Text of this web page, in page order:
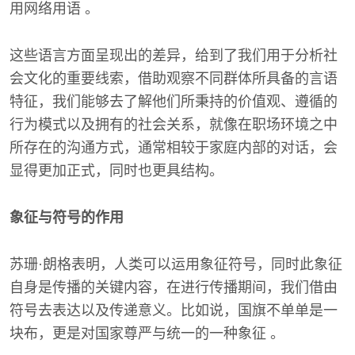
用网络用语 。
这些语言方面呈现出的差异，给到了我们用于分析社
会文化的重要线索，借助观察不同群体所具备的言语
特征，我们能够去了解他们所秉持的价值观、遵循的
行为模式以及拥有的社会关系，就像在职场环境之中
所存在的沟通方式，通常相较于家庭内部的对话，会
显得更加正式，同时也更具结构。
象征与符号的作用
苏珊·朗格表明，人类可以运用象征符号，同时此象征
自身是传播的关键内容，在进行传播期间，我们借由
符号去表达以及传递意义。比如说，国旗不单单是一
块布，更是对国家尊严与统一的一种象征 。